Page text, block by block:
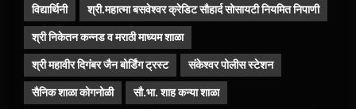
विद्यार्थिनी श्री.महात्मा बसवेश्वर क्रेडिट सौहार्द सोसायटी नियमित निपाणी
श्री निकेतन कन्नड व मराठी माध्यम शाळा
श्री महावीर दिगंबर जैन बोर्डिंग ट्रस्ट संकेश्वर पोलीस स्टेशन
सैनिक शाळा कोगनोळी सौ.भा. शाह कन्या शाळा